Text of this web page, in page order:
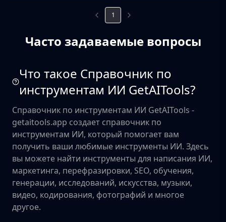
1
Часто задаваемые вопросы
Что такое Справочник по
инструментам ИИ GetAITools?
Справочник по инструментам ИИ GetAITools -
getaitools.app создает справочник по
инструментам ИИ, который помогает вам
получить ваши любимые инструменты ИИ. Здесь
вы можете найти инструменты для написания ИИ,
маркетинга, перефразировки, SEO, обучения,
генерации, исследований, искусства, музыки,
видео, кодирования, фотографий и многое
другое.